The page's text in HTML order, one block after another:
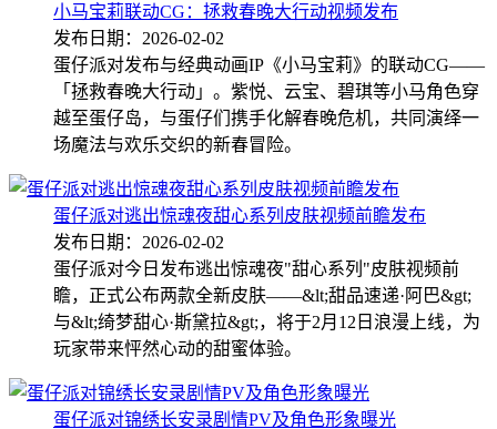
小马宝莉联动CG：拯救春晚大行动视频发布
发布日期：2026-02-02
蛋仔派对发布与经典动画IP《小马宝莉》的联动CG——
「拯救春晚大行动」。紫悦、云宝、碧琪等小马角色穿
越至蛋仔岛，与蛋仔们携手化解春晚危机，共同演绎一
场魔法与欢乐交织的新春冒险。
蛋仔派对逃出惊魂夜甜心系列皮肤视频前瞻发布
发布日期：2026-02-02
蛋仔派对今日发布逃出惊魂夜"甜心系列"皮肤视频前
瞻，正式公布两款全新皮肤——&lt;甜品速递·阿巴&gt;
与&lt;绮梦甜心·斯黛拉&gt;，将于2月12日浪漫上线，为
玩家带来怦然心动的甜蜜体验。
蛋仔派对锦绣长安录剧情PV及角色形象曝光